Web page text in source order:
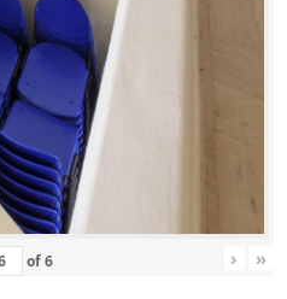
of6 › »